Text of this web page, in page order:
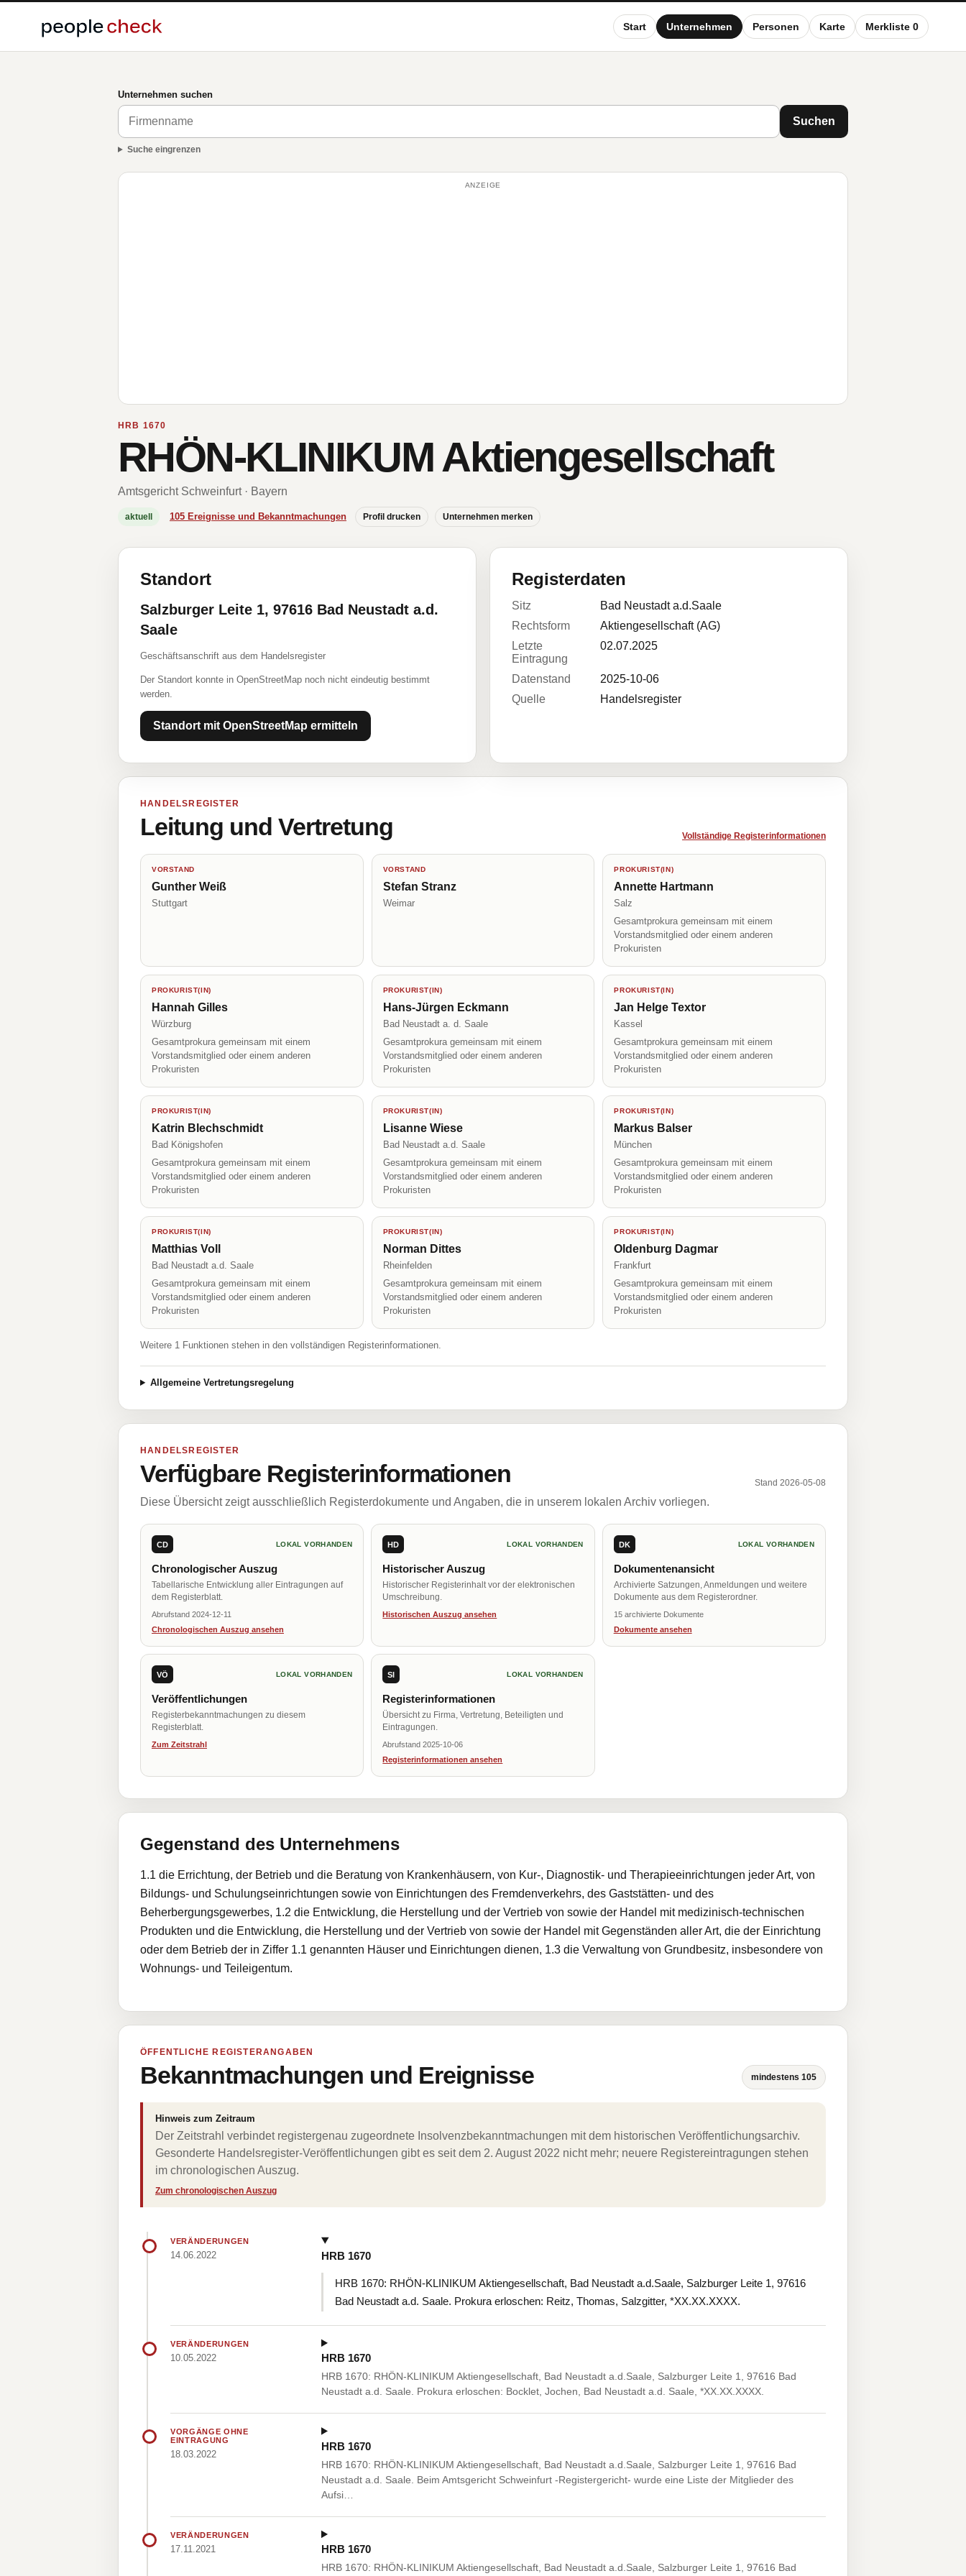
Start Unternehmen Personen Karte Merkliste 0
Unternehmen suchen
Suchen
Suche eingrenzen
ANZEIGE
HRB 1670
RHÖN-KLINIKUM Aktiengesellschaft
Amtsgericht Schweinfurt · Bayern
aktuell 105 Ereignisse und Bekanntmachungen Profil drucken Unternehmen merken
Standort
Salzburger Leite 1, 97616 Bad Neustadt a.d.
Saale
Geschäftsanschrift aus dem Handelsregister
Der Standort konnte in OpenStreetMap noch nicht eindeutig bestimmt
werden.
Standort mit OpenStreetMap ermitteln
Registerdaten
Sitz
Bad Neustadt a.d.Saale
Rechtsform
Aktiengesellschaft (AG)
Letzte
Eintragung
02.07.2025
Datenstand
2025-10-06
Quelle
Handelsregister
HANDELSREGISTER
Leitung und Vertretung Vollständige Registerinformationen
VORSTAND
Gunther Weiß
Stuttgart
VORSTAND
Stefan Stranz
Weimar
PROKURIST(IN)
Annette Hartmann
Salz
Gesamtprokura gemeinsam mit einem
Vorstandsmitglied oder einem anderen
Prokuristen
PROKURIST(IN)
Hannah Gilles
Würzburg
Gesamtprokura gemeinsam mit einem
Vorstandsmitglied oder einem anderen
Prokuristen
PROKURIST(IN)
Hans-Jürgen Eckmann
Bad Neustadt a. d. Saale
Gesamtprokura gemeinsam mit einem
Vorstandsmitglied oder einem anderen
Prokuristen
PROKURIST(IN)
Jan Helge Textor
Kassel
Gesamtprokura gemeinsam mit einem
Vorstandsmitglied oder einem anderen
Prokuristen
PROKURIST(IN)
Katrin Blechschmidt
Bad Königshofen
Gesamtprokura gemeinsam mit einem
Vorstandsmitglied oder einem anderen
Prokuristen
PROKURIST(IN)
Lisanne Wiese
Bad Neustadt a.d. Saale
Gesamtprokura gemeinsam mit einem
Vorstandsmitglied oder einem anderen
Prokuristen
PROKURIST(IN)
Markus Balser
München
Gesamtprokura gemeinsam mit einem
Vorstandsmitglied oder einem anderen
Prokuristen
PROKURIST(IN)
Matthias Voll
Bad Neustadt a.d. Saale
Gesamtprokura gemeinsam mit einem
Vorstandsmitglied oder einem anderen
Prokuristen
PROKURIST(IN)
Norman Dittes
Rheinfelden
Gesamtprokura gemeinsam mit einem
Vorstandsmitglied oder einem anderen
Prokuristen
PROKURIST(IN)
Oldenburg Dagmar
Frankfurt
Gesamtprokura gemeinsam mit einem
Vorstandsmitglied oder einem anderen
Prokuristen
Weitere 1 Funktionen stehen in den vollständigen Registerinformationen.
Allgemeine Vertretungsregelung
HANDELSREGISTER
Verfügbare Registerinformationen Stand 2026-05-08
Diese Übersicht zeigt ausschließlich Registerdokumente und Angaben, die in unserem lokalen Archiv vorliegen.
CD LOKAL VORHANDEN
Chronologischer Auszug
Tabellarische Entwicklung aller Eintragungen auf
dem Registerblatt.
Abrufstand 2024-12-11
Chronologischen Auszug ansehen
HD LOKAL VORHANDEN
Historischer Auszug
Historischer Registerinhalt vor der elektronischen
Umschreibung.
Historischen Auszug ansehen
DK LOKAL VORHANDEN
Dokumentenansicht
Archivierte Satzungen, Anmeldungen und weitere
Dokumente aus dem Registerordner.
15 archivierte Dokumente
Dokumente ansehen
VÖ LOKAL VORHANDEN
Veröffentlichungen
Registerbekanntmachungen zu diesem
Registerblatt.
Zum Zeitstrahl
SI LOKAL VORHANDEN
Registerinformationen
Übersicht zu Firma, Vertretung, Beteiligten und
Eintragungen.
Abrufstand 2025-10-06
Registerinformationen ansehen
Gegenstand des Unternehmens
1.1 die Errichtung, der Betrieb und die Beratung von Krankenhäusern, von Kur-, Diagnostik- und Therapieeinrichtungen jeder Art, von
Bildungs- und Schulungseinrichtungen sowie von Einrichtungen des Fremdenverkehrs, des Gaststätten- und des
Beherbergungsgewerbes, 1.2 die Entwicklung, die Herstellung und der Vertrieb von sowie der Handel mit medizinisch-technischen
Produkten und die Entwicklung, die Herstellung und der Vertrieb von sowie der Handel mit Gegenständen aller Art, die der Einrichtung
oder dem Betrieb der in Ziffer 1.1 genannten Häuser und Einrichtungen dienen, 1.3 die Verwaltung von Grundbesitz, insbesondere von
Wohnungs- und Teileigentum.
ÖFFENTLICHE REGISTERANGABEN
Bekanntmachungen und Ereignisse mindestens 105
Hinweis zum Zeitraum
Der Zeitstrahl verbindet registergenau zugeordnete Insolvenzbekanntmachungen mit dem historischen Veröffentlichungsarchiv.
Gesonderte Handelsregister-Veröffentlichungen gibt es seit dem 2. August 2022 nicht mehr; neuere Registereintragungen stehen
im chronologischen Auszug.
Zum chronologischen Auszug
VERÄNDERUNGEN
14.06.2022 HRB 1670
HRB 1670: RHÖN-KLINIKUM Aktiengesellschaft, Bad Neustadt a.d.Saale, Salzburger Leite 1, 97616
Bad Neustadt a.d. Saale. Prokura erloschen: Reitz, Thomas, Salzgitter, *XX.XX.XXXX.
VERÄNDERUNGEN
10.05.2022 HRB 1670
HRB 1670: RHÖN-KLINIKUM Aktiengesellschaft, Bad Neustadt a.d.Saale, Salzburger Leite 1, 97616 Bad
Neustadt a.d. Saale. Prokura erloschen: Bocklet, Jochen, Bad Neustadt a.d. Saale, *XX.XX.XXXX.
VORGÄNGE OHNE
EINTRAGUNG
18.03.2022
HRB 1670
HRB 1670: RHÖN-KLINIKUM Aktiengesellschaft, Bad Neustadt a.d.Saale, Salzburger Leite 1, 97616 Bad
Neustadt a.d. Saale. Beim Amtsgericht Schweinfurt -Registergericht- wurde eine Liste der Mitglieder des
Aufsi…
VERÄNDERUNGEN
17.11.2021 HRB 1670
HRB 1670: RHÖN-KLINIKUM Aktiengesellschaft, Bad Neustadt a.d.Saale, Salzburger Leite 1, 97616 Bad